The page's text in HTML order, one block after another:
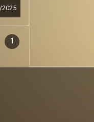
סגירה
1